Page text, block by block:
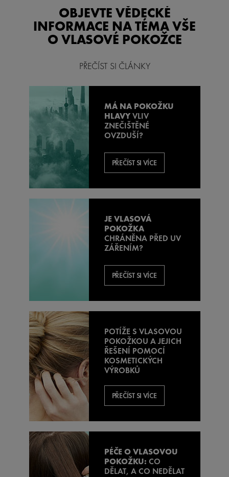
OBJEVTE VĚDECKÉ
INFORMACE NA TÉMA VŠE
O VLASOVÉ POKOŽCE
PŘEČÍST SI ČLÁNKY
MÁ NA POKOŽKU
HLAVYVLIV
ZNEČIŠTĚNÉ
OVZDUŠÍ?
PŘEČÍST SI VÍCE
JE VLASOVÁ
POKOŽKA
CHRÁNĚNA PŘED UV
ZÁŘENÍM?
PŘEČÍST SI VÍCE
POTÍŽE S VLASOVOU
POKOŽKOU A JEJICH
ŘEŠENÍ POMOCÍ
KOSMETICKÝCH
VÝROBKŮ
PŘEČÍST SI VÍCE
PÉČE O VLASOVOU
POKOŽKU: CO
DĚLAT, A CO NEDĚLAT